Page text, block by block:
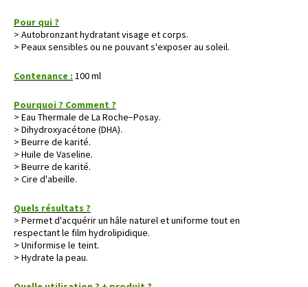
Pour qui ?
> Autobronzant hydratant visage et corps.
> Peaux sensibles ou ne pouvant s'exposer au soleil.
Contenance : 100 ml
Pourquoi ? Comment ?
> Eau Thermale de La Roche−Posay.
> Dihydroxyacétone (DHA).
> Beurre de karité.
> Huile de Vaseline.
> Beurre de karité.
> Cire d'abeille.
Quels résultats ?
> Permet d'acquérir un hâle naturel et uniforme tout en
respectant le film hydrolipidique.
> Uniformise le teint.
> Hydrate la peau.